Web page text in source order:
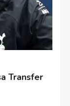
Transfer